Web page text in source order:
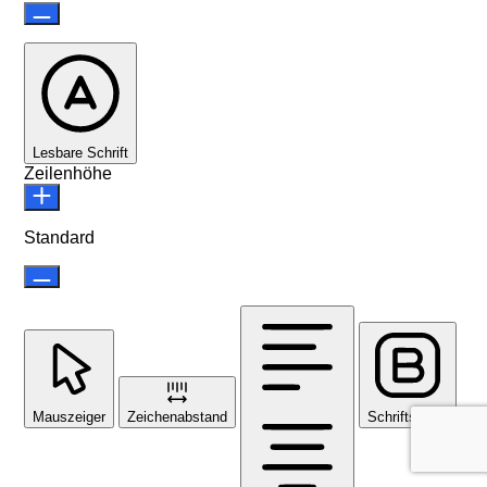
Lesbare Schrift
Zeilenhöhe
Standard
Mauszeiger Zeichenabstand Schriftstärke